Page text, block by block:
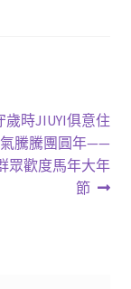
歲時JIUYI俱意住
騰騰團圓年——
眾歡度馬年大年
節